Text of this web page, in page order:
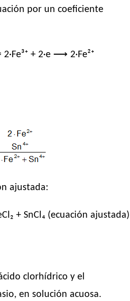
por un coeficiente
+ 2·e ⟶ 2·Fe²⁺
ajustada:
+ SnCl₄ (ecuación ajustada)
clorhídrico y el
en solución acuosa.